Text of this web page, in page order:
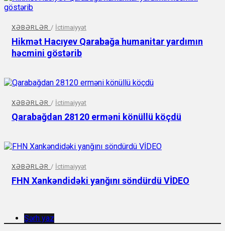
XƏBƏRLƏR / İctimaiyyət
Hikmət Hacıyev Qarabağa humanitar yardımın
həcmini göstərib
XƏBƏRLƏR / İctimaiyyət
Qarabağdan 28120 erməni könüllü köçdü
XƏBƏRLƏR / İctimaiyyət
FHN Xankəndidəki yanğını söndürdü VİDEO
Şərh yaz